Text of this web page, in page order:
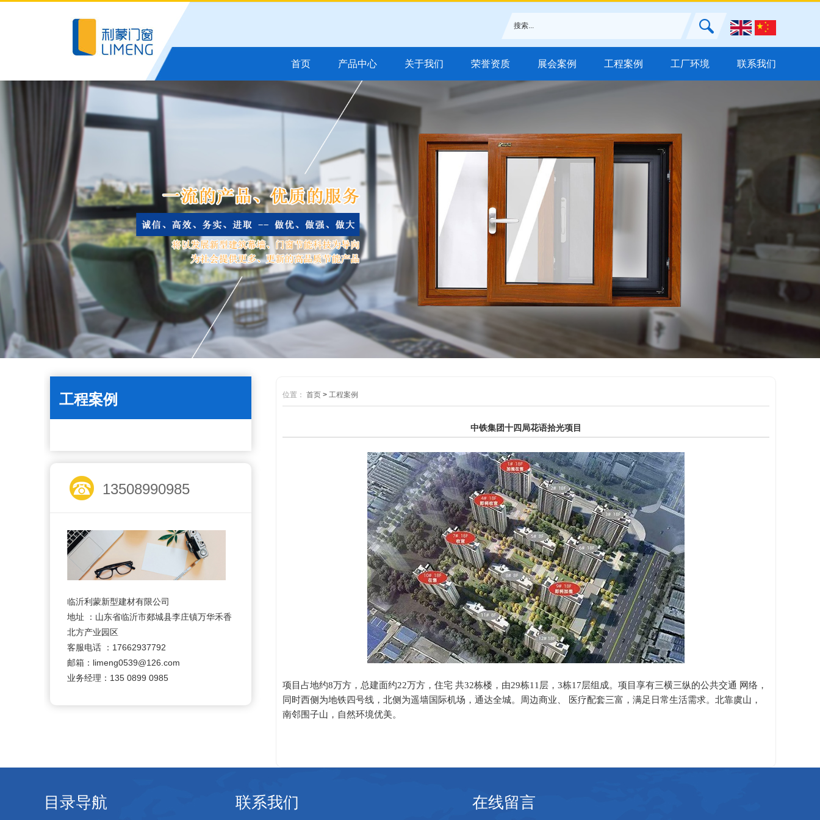
首页 产品中心 关于我们 荣誉资质 展会案例 工程案例 工厂环境 联系我们
工程案例
13508990985
临沂利蒙新型建材有限公司
地址 ：山东省临沂市郯城县李庄镇万华禾香
北方产业园区
客服电话 ：17662937792
邮箱：limeng0539@126.com
业务经理：135 0899 0985
位置： 首页 > 工程案例
中铁集团十四局花语拾光项目
项目占地约8万方，总建面约22万方，住宅 共32栋楼，由29栋11层，3栋17层组成。项目享有三横三纵的公共交通 网络，
同时西侧为地铁四号线，北侧为遥墙国际机场，通达全城。周边商业、 医疗配套三富，满足日常生活需求。北靠虞山，
南邻围子山，自然环境优美。
目录导航 联系我们 在线留言